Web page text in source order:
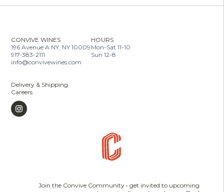
CONVIVE WINES
196 Avenue A NY, NY 10009
917-383-2111
info@convivewines.com
HOURS
Mon-Sat 11-10
Sun 12-8
Delivery & Shipping
Careers
Join the Convive Community • get invited to upcoming